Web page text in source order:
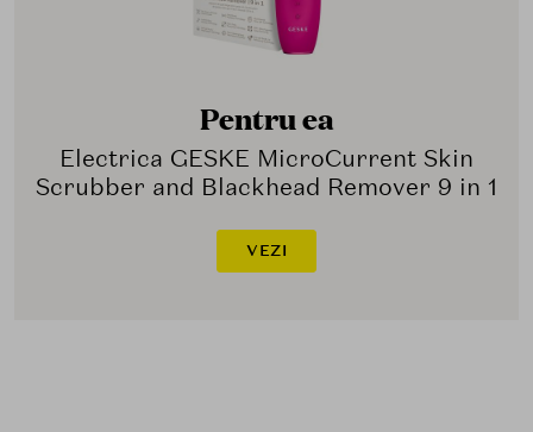
Pentru ea
Electrica GESKE MicroCurrent Skin
Scrubber and Blackhead Remover 9 in 1
VEZI